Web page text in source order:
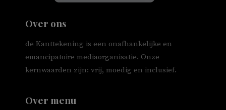
Over ons
de Kanttekening is een onafhankelijke en
emancipatoire mediaorganisatie. Onze
kernwaarden zijn: vrij, moedig en inclusief.
Over menu